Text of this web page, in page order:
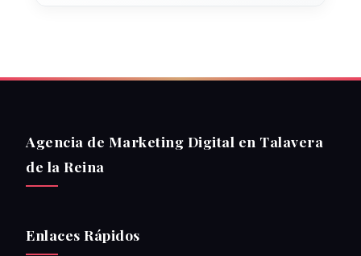
Agencia de Marketing Digital en Talavera
de la Reina
Enlaces Rápidos